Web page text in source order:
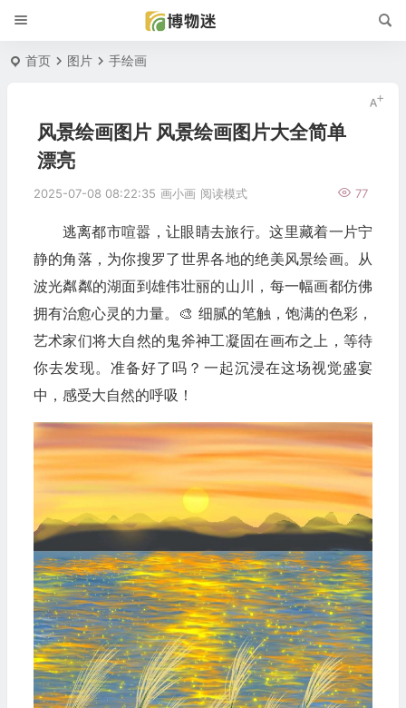
首页 图片 手绘画
风景绘画图片 风景绘画图片大全简单
漂亮
2025-07-08 08:22:35 画小画 77
阅读模式
逃离都市喧嚣，让眼睛去旅行。这里藏着一片宁
静的角落，为你搜罗了世界各地的绝美风景绘画。从
波光粼粼的湖面到雄伟壮丽的山川，每一幅画都仿佛
拥有治愈心灵的力量。🎨 细腻的笔触，饱满的色彩，
艺术家们将大自然的鬼斧神工凝固在画布之上，等待
你去发现。准备好了吗？一起沉浸在这场视觉盛宴
中，感受大自然的呼吸！